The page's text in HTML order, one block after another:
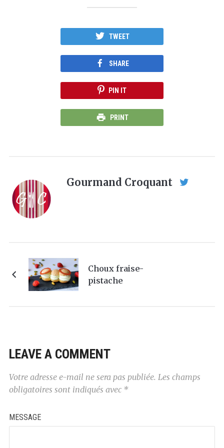
TWEET
SHARE
PIN IT
PRINT
Gourmand Croquant
Choux fraise-
pistache
LEAVE A COMMENT
Votre adresse e-mail ne sera pas publiée. Les champs
obligatoires sont indiqués avec *
MESSAGE